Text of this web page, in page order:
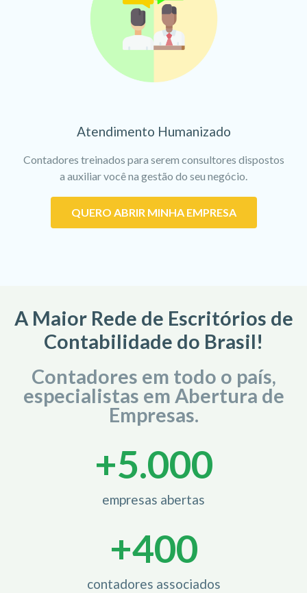
Atendimento Humanizado
Contadores treinados para serem consultores dispostos
a auxiliar você na gestão do seu negócio.
QUERO ABRIR MINHA EMPRESA
A Maior Rede de Escritórios de
Contabilidade do Brasil!
Contadores em todo o país,
especialistas em Abertura de
Empresas.
empresas abertas
+5.000
contadores associados
+400